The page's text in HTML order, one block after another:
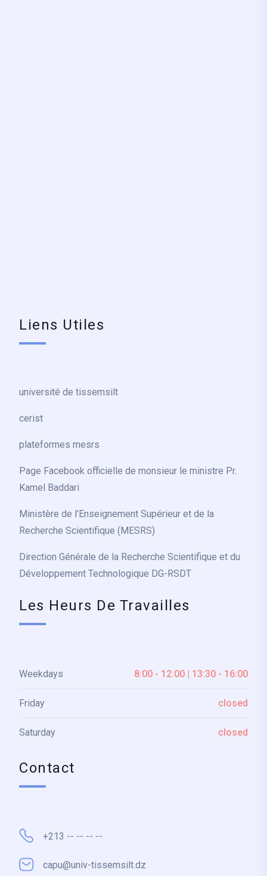
Liens Utiles
université de tissemsilt
cerist
plateformes mesrs
Page Facebook officielle de monsieur le ministre Pr.
Kamel Baddari
Ministère de l’Enseignement Supérieur et de la
Recherche Scientifique (MESRS)
Direction Générale de la Recherche Scientifique et du
Développement Technologique DG-RSDT
Les Heurs De Travailles
Weekdays 8:00 - 12:00 | 13:30 - 16:00
Friday closed
Saturday closed
Contact
+213 -- -- -- --
capu@univ-tissemsilt.dz